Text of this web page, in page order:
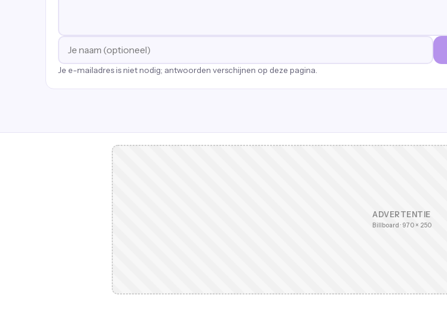
Je e-mailadres is niet nodig; antwoorden verschijnen op deze pagina.
ADVERTENTIE
Billboard · 970 × 250